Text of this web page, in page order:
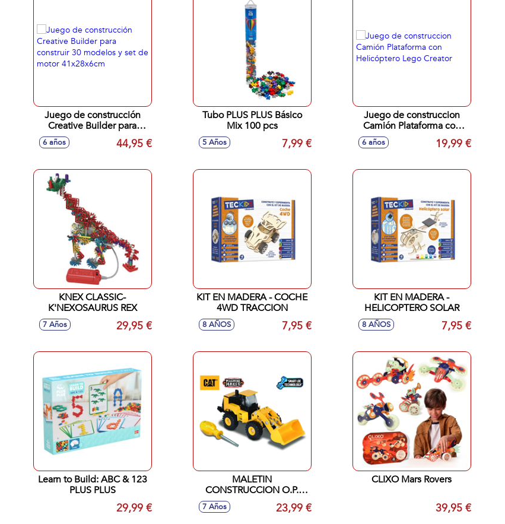
Juego de construcción
Creative Builder para
construir 30 modelos y set
de motor 41x28x6cm
6 años 44,95 €
Tubo PLUS PLUS Básico
Mix 100 pcs
5 Años 7,99 €
Juego de construccion
Camión Plataforma con
Helicóptero Lego Creator
6 años 19,99 €
KNEX CLASSIC-
K'NEXOSAURUS REX
7 Años 29,95 €
KIT EN MADERA - COCHE
4WD TRACCION
8 AÑOS 7,95 €
KIT EN MADERA -
HELICOPTERO SOLAR
8 AÑOS 7,95 €
Learn to Build: ABC & 123
PLUS PLUS
29,99 €
MALETIN
CONSTRUCCION O.P.
149PCS 096-80930
7 Años 23,99 €
CLIXO Mars Rovers
39,95 €